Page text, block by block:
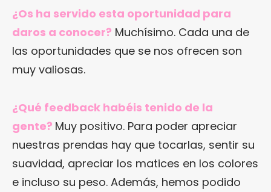
¿Os ha servido esta oportunidad para
daros a conocer? Muchísimo. Cada una de
las oportunidades que se nos ofrecen son
muy valiosas.
¿Qué feedback habéis tenido de la
gente? Muy positivo. Para poder apreciar
nuestras prendas hay que tocarlas, sentir su
suavidad, apreciar los matices en los colores
e incluso su peso. Además, hemos podido